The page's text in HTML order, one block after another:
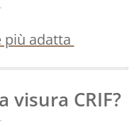
più adatta
visura CRIF?